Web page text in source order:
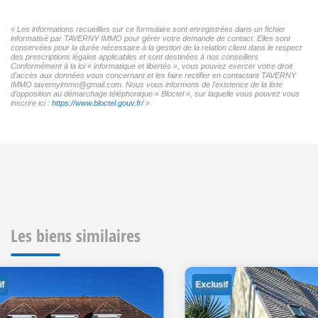
« Les informations recueillies sur ce formulaire sont enregistrées dans un fichier
informatisé par TAVERNY IMMO pour gérer votre demande de contact. Elles sont
conservées pour la durée nécessaire à la gestion de la relation client dans le respect
des prescriptions légales applicables et sont destinées à nos conseillers
Conformément à la loi « informatique et libertés », vous pouvez exercer votre droit
d'accès aux données vous concernant et les faire rectifier en contactant TAVERNY
IMMO tavernyimmo@gmail.com. Nous vous informons de l'existence de la liste
d'opposition au démarchage téléphonique « Bloctel », sur laquelle vous pouvez vous
inscrire ici : https://www.bloctel.gouv.fr/»
Les biens similaires
Exclusif